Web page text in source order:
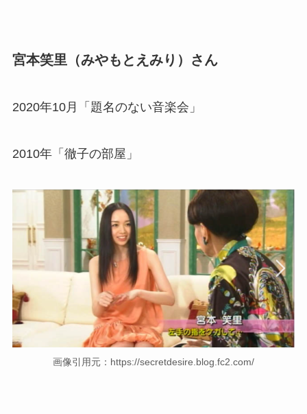
宮本笑里（みやもとえみり）さん
2020年10月「題名のない音楽会」
2010年「徹子の部屋」
画像引用元：https://secretdesire.blog.fc2.com/